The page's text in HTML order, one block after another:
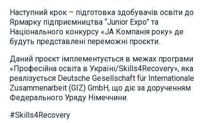
Наступний крок – підготовка здобувачів освіти до
Ярмарку підприємництва “Junior Expo” та
Національного конкурсу «JA Компанія року» де
будуть представлені переможні проєкти.
Даний проєкт імплементується в межах програми
«Професійна освіта в Україні/Skills4Recovery», яка
реалізується Deutsche Gesellschaft für Internationale
Zusammenarbeit (GIZ) GmbH, що діє за дорученням
Федерального Уряду Німеччини.
#Skills4Recovery